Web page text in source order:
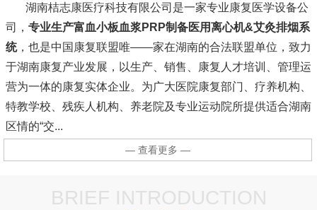
湖南桔志康医疗科技有限公司是一家专业康复医学设备公
司， 专业生产富血小板血浆PRP制备医用离心机&艾灸排烟系
统，也是中国康复联盟唯――家在湖南的合法联盟单位，致力
于湖南康复产业发展，以生产、销售、康复人才培训、管理运
营为一体的康复实体企业。为广大医院康复部门、疗养机构、
特教学校、残疾人机构、养老院及专业运动院所提供适合湖南
区情的“交...
— 查看更多 —
BRIEF INTRODUCTION